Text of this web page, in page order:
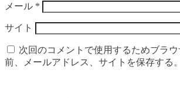
メール *
サイト
次回のコメントで使用するためブラ
前、メールアドレス、サイトを保存する。